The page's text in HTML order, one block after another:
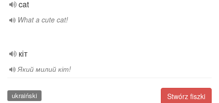
cat
What a cute cat!
кіт
Який милий кіт!
Stwórz fiszki
ukraiński